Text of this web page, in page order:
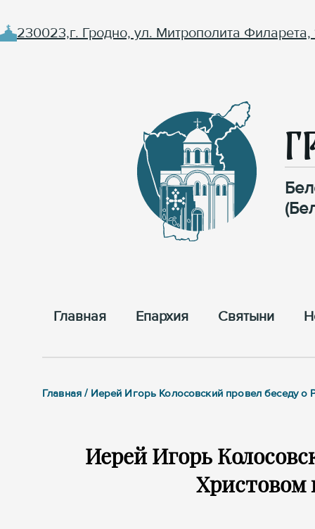
230023,г. Гродно, ул. Митрополита Филарета,
Главная Епархия Cвятыни
Главная / Иерей Игорь Колосовский провел беседу
Иерей Игорь
Христовом